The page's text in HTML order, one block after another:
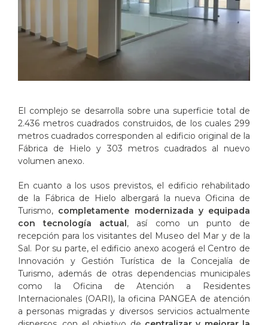
El complejo se desarrolla sobre una superficie total de
2.436 metros cuadrados construidos, de los cuales 299
metros cuadrados corresponden al edificio original de la
Fábrica de Hielo y 303 metros cuadrados al nuevo
volumen anexo.
En cuanto a los usos previstos, el edificio rehabilitado
de la Fábrica de Hielo albergará la nueva Oficina de
Turismo, completamente modernizada y equipada
con tecnología actual, así como un punto de
recepción para los visitantes del Museo del Mar y de la
Sal. Por su parte, el edificio anexo acogerá el Centro de
Innovación y Gestión Turística de la Concejalía de
Turismo, además de otras dependencias municipales
como la Oficina de Atención a Residentes
Internacionales (OARI), la oficina PANGEA de atención
a personas migradas y diversos servicios actualmente